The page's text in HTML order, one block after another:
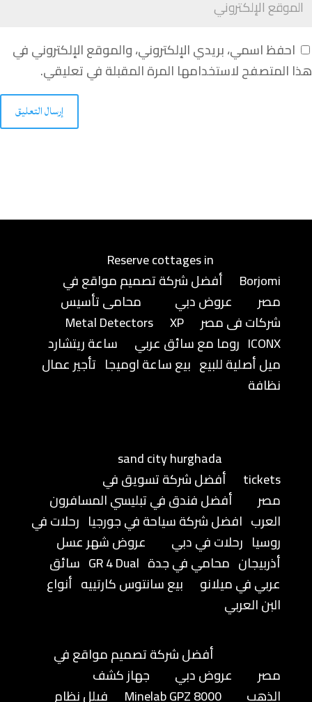
احفظ اسمي، بريدي الإلكتروني، والموقع الإلكتروني في
هذا المتصفح لاستخدامها المرة المقبلة في تعليقي.
إرسال التعليق
Reserve cottages in
Borjomi
أفضل شركة تصميم مواقع في
مصر
عروض دبي
محامى تأسيس
شركات فى مصر
Metal Detectors
XP
ICONX روما مع سائق عربي
ساعة ريتشارد
ميل أصلية للبيع بيع ساعة اوميجا تأجير عمال
نظافة
sand city hurghada
tickets
أفضل شركة تسويق في
مصر
أفضل فندق في تبليسي المسافرون
العرب افضل شركة سياحة في جورجيا رحلات في
روسيا رحلات في دبي
عروض شهر عسل
أذربيجان محامي في جدة GR 4 Dual سائق
عربي في ميلانو
بيع سانتوس كارتييه أنواع
البن العربي
أفضل شركة تصميم مواقع في
مصر
عروض دبي
جهاز كشف
الذهب
Minelab GPZ 8000 فيلل نظام